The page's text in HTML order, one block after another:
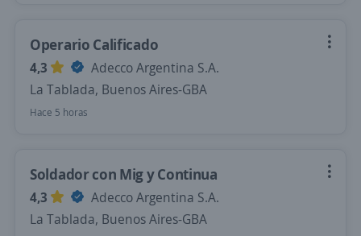
Operario Calificado
4,3
Adecco Argentina S.A.
La Tablada, Buenos Aires-GBA
Hace 5 horas
Soldador con Mig y Continua
4,3
Adecco Argentina S.A.
La Tablada, Buenos Aires-GBA